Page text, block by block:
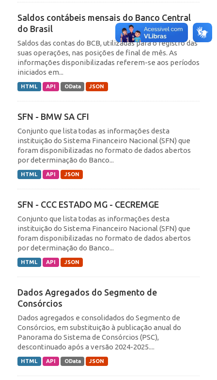
Saldos contábeis mensais do Banco Central
do Brasil
Saldos das contas do BCB, utilizadas para o registro das
suas operações, nas posições de final de mês. As
informações disponibilizadas referem-se aos períodos
iniciados em...
HTML API OData JSON
SFN - BMW SA CFI
Conjunto que lista todas as informações desta
instituição do Sistema Financeiro Nacional (SFN) que
foram disponibilizadas no formato de dados abertos
por determinação do Banco...
HTML API JSON
SFN - CCC ESTADO MG - CECREMGE
Conjunto que lista todas as informações desta
instituição do Sistema Financeiro Nacional (SFN) que
foram disponibilizadas no formato de dados abertos
por determinação do Banco...
HTML API JSON
Dados Agregados do Segmento de
Consórcios
Dados agregados e consolidados do Segmento de
Consórcios, em substituição à publicação anual do
Panorama do Sistema de Consórcios (PSC),
descontinuado após a versão 2024-2025....
HTML API OData JSON